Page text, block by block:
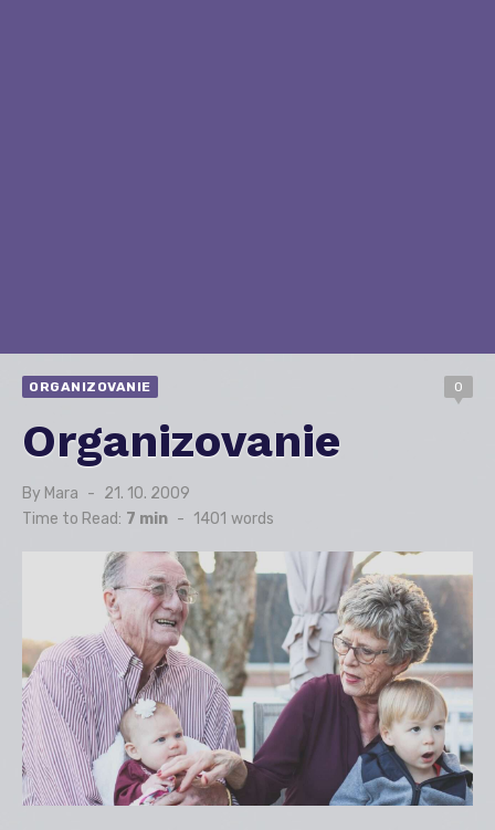
ORGANIZOVANIE 0
Organizovanie
By Mara
Posted
on
21. 10. 2009
Time to Read: 7 min - 1401 words